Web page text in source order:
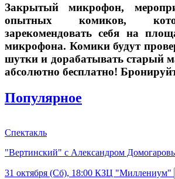
Закрытый микрофон,
опытных комиков,
зарекомендовать себя на
микрофона. Комики будут
шутки и дорабатывать старый
абсолютно бесплатно!
Популярное
Спектакль
"Вертинский" с Александром
31 октября (Сб), 18:00 КЗЦ "Миллениум"